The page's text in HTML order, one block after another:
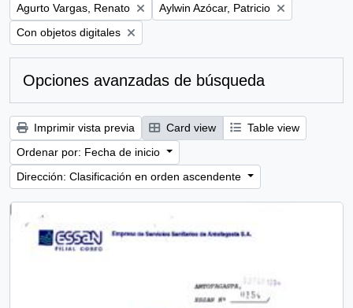
Remove filter:
Agurto Vargas, Renato Remove filter:
Aylwin Azócar, Patricio
Remove filter:
Con objetos digitales
Opciones avanzadas de búsqueda
Imprimir vista previa Card view
Table view
Ordenar por: Fecha de inicio
Dirección: Clasificación en orden ascendente